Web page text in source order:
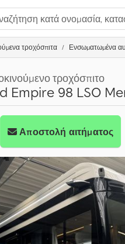
τροχόσπιτα Ενσωματωμένα
τροχόσπιτο
Empire 98 LSO
Αποστολή αιτήματος